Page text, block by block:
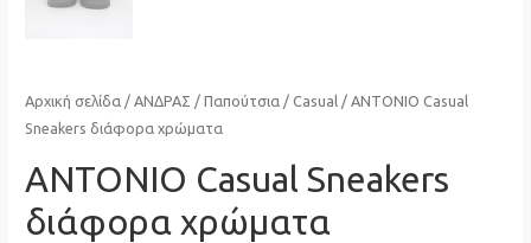
Αρχική σελίδα /ΑΝΔΡΑΣ /Παπούτσια /Casual / ANTONIO Casual
Sneakers διάφορα χρώματα
ANTONIO Casual Sneakers
διάφορα χρώματα